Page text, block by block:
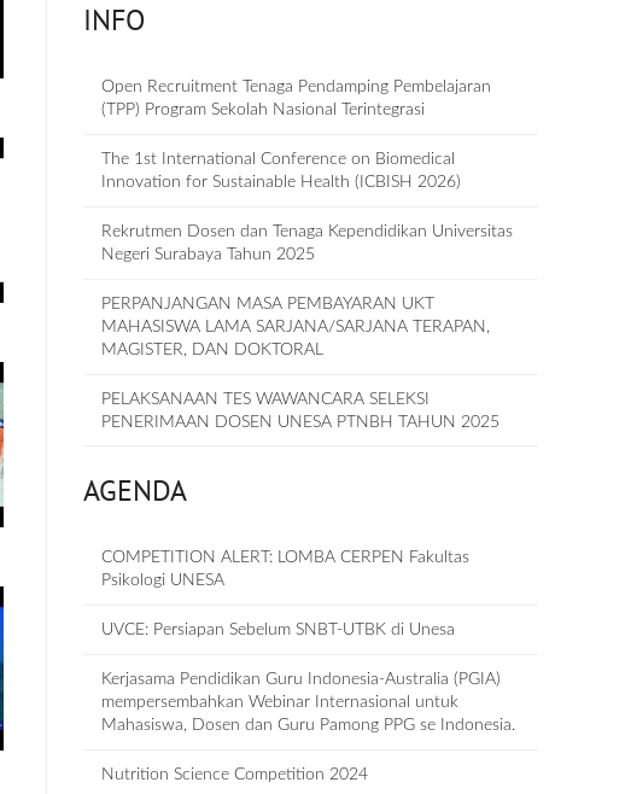
INFO
Open Recruitment Tenaga Pendamping Pembelajaran
(TPP) Program Sekolah Nasional Terintegrasi
The 1st International Conference on Biomedical
Innovation for Sustainable Health (ICBISH 2026)
Rekrutmen Dosen dan Tenaga Kependidikan Universitas
Negeri Surabaya Tahun 2025
PERPANJANGAN MASA PEMBAYARAN UKT
MAHASISWA LAMA SARJANA/SARJANA TERAPAN,
MAGISTER, DAN DOKTORAL
PELAKSANAAN TES WAWANCARA SELEKSI
PENERIMAAN DOSEN UNESA PTNBH TAHUN 2025
AGENDA
COMPETITION ALERT: LOMBA CERPEN Fakultas
Psikologi UNESA
UVCE: Persiapan Sebelum SNBT-UTBK di Unesa
Kerjasama Pendidikan Guru Indonesia-Australia (PGIA)
mempersembahkan Webinar Internasional untuk
Mahasiswa, Dosen dan Guru Pamong PPG se Indonesia.
Nutrition Science Competition 2024